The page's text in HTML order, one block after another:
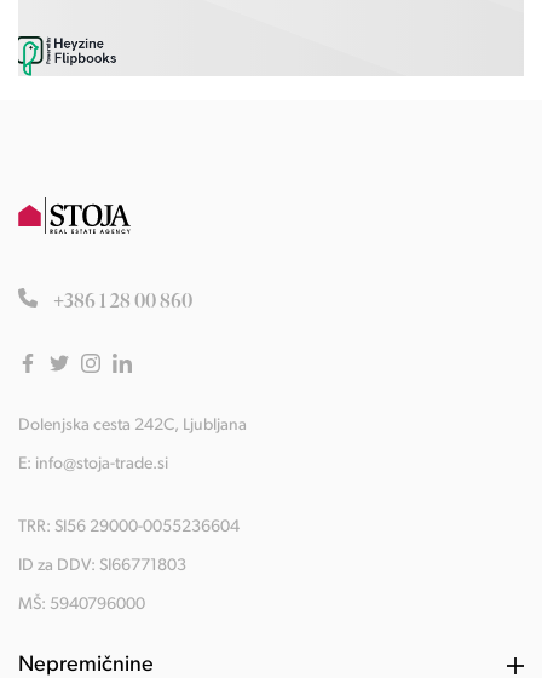
+386 1 28 00 860
Dolenjska cesta 242C, Ljubljana
E: info@stoja-trade.si
TRR: SI56 29000-0055236604
ID za DDV: SI66771803
MŠ: 5940796000
Nepremičnine